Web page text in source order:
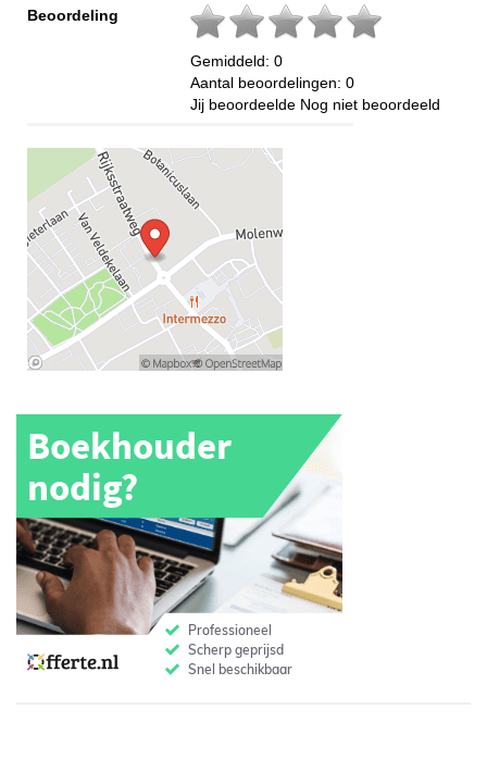
Beoordeling
Gemiddeld: 0
Aantal beoordelingen: 0
Jij beoordeelde Nog niet beoordeeld